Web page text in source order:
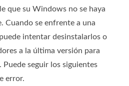
que su Windows no se haya
Cuando se enfrente a una
intentar desinstalarlos o
a la última versión para
Puede seguir los siguientes
error.